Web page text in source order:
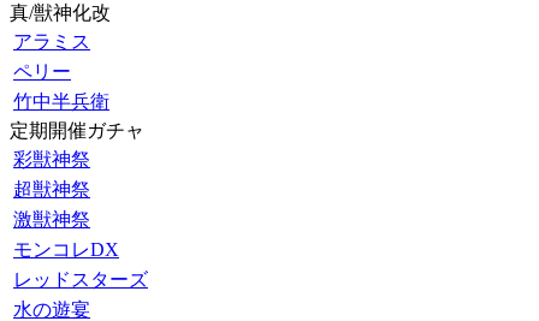
真/獣神化改
アラミス
ペリー
竹中半兵衛
定期開催ガチャ
彩獣神祭
超獣神祭
激獣神祭
モンコレDX
レッドスターズ
水の遊宴